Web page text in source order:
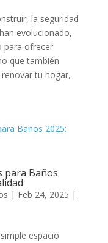
la seguridad
evolucionado,
para ofrecer
que también
renovar tu hogar,
para Baños
| Feb 24, 2025 |
espacio